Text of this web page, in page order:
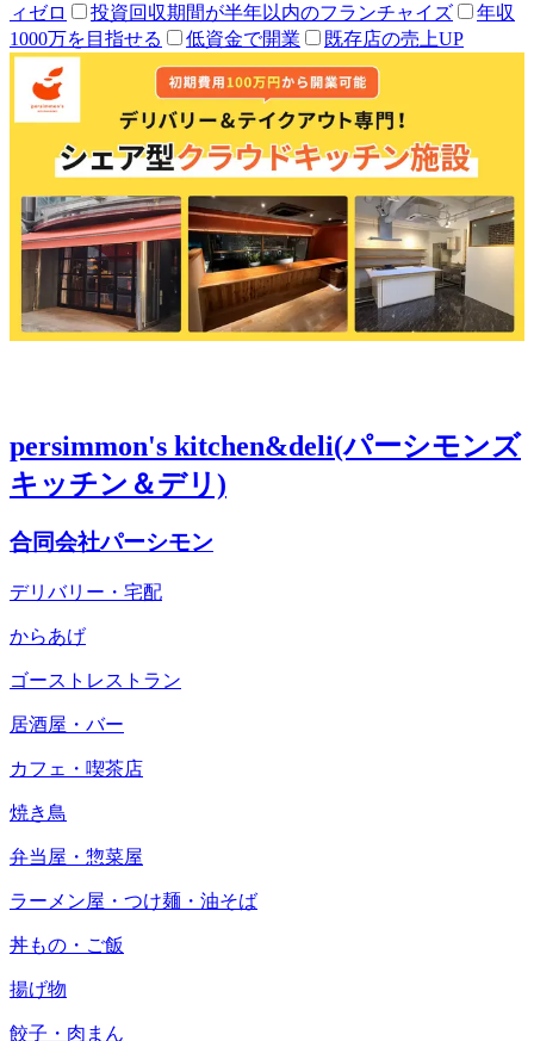
ィゼロ
投資回収期間が半年以内のフランチャイズ
年収
1000万を目指せる
低資金で開業 既存店の売上UP
persimmon's kitchen&deli(パーシモンズ
キッチン＆デリ)
合同会社パーシモン
デリバリー・宅配
からあげ
ゴーストレストラン
居酒屋・バー
カフェ・喫茶店
焼き鳥
弁当屋・惣菜屋
ラーメン屋・つけ麺・油そば
丼もの・ご飯
揚げ物
餃子・肉まん